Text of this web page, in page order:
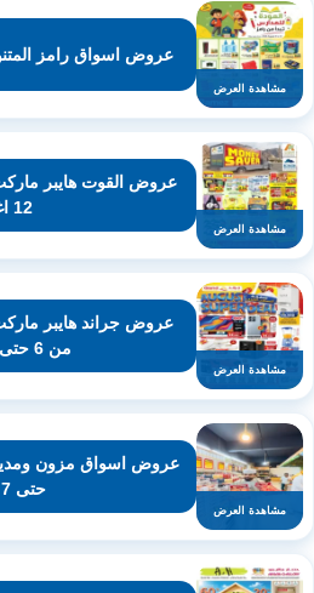
مشاهدة العرض
عروض اسواق رامز المتنوعة من 5
مشاهدة العرض
12 اغسطس
مشاهدة العرض
عروض جراند هايبر
من 6 حتى 12 اغسطس
مشاهدة العرض
حتى 7 اغسطس